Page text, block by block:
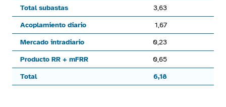
Total subastas
3,63
Acoplamiento diario
1,67
Mercado intradiario
0,23
Producto RR + mFRR
0,65
Total
6,18